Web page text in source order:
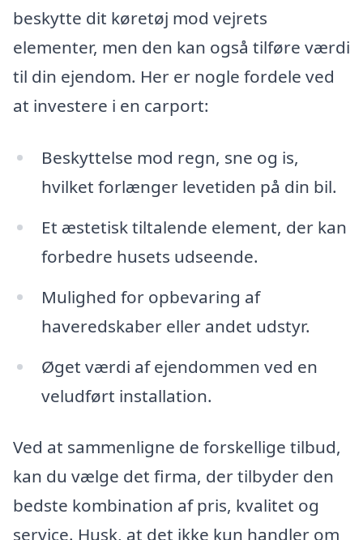
beskytte dit køretøj mod vejrets
elementer, men den kan også tilføre værdi
til din ejendom. Her er nogle fordele ved
at investere i en carport:
Beskyttelse mod regn, sne og is,
hvilket forlænger levetiden på din bil.
Et æstetisk tiltalende element, der kan
forbedre husets udseende.
Mulighed for opbevaring af
haveredskaber eller andet udstyr.
Øget værdi af ejendommen ved en
veludført installation.
Ved at sammenligne de forskellige tilbud,
kan du vælge det firma, der tilbyder den
bedste kombination af pris, kvalitet og
service. Husk, at det ikke kun handler om